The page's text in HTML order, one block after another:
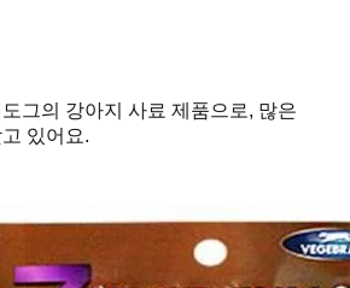
그의 강아지 사료 제품으로, 많은
있어요.